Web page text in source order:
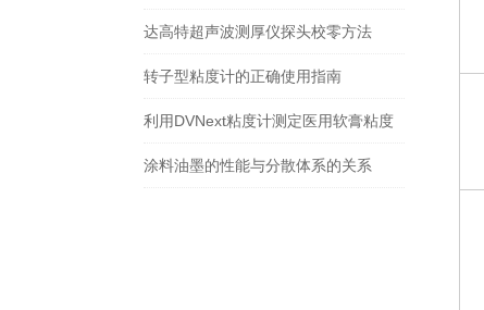
达高特超声波测厚仪探头校零方法
转子型粘度计的正确使用指南
利用DVNext粘度计测定医用软膏粘度
涂料油墨的性能与分散体系的关系